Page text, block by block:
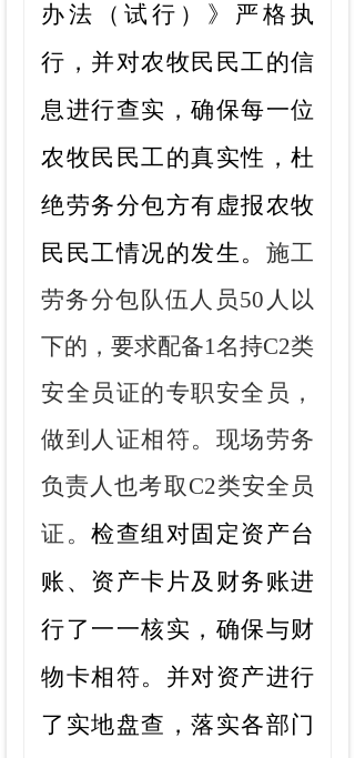
办法（试行）》严格执
行，并对农牧民民工的信
息进行查实，确保每一位
农牧民民工的真实性，杜
绝劳务分包方有虚报农牧
民民工情况的发生。 施工
劳务分包队伍人员50人以
下的，要求配备1名持C2类
安全员证的专职安全员，
做到人证相符。现场劳务
负责人也考取C2类安全员
证。 检查组 对固定资产台
账、资产卡片及财务账进
行了一一核实，确保与财
物卡相符。 并对资产进行
了实地盘查，落实各部门